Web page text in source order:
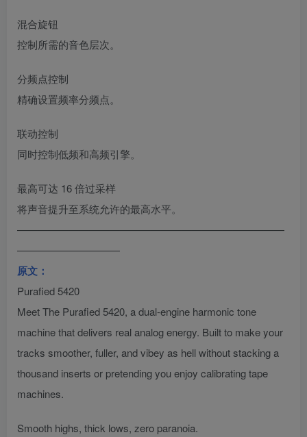
混合旋钮
控制所需的音色层次。
分频点控制
精确设置频率分频点。
联动控制
同时控制低频和高频引擎。
最高可达 16 倍过采样
将声音提升至系统允许的最高水平。
——————————————————————————
——————————
原文：
Purafied 5420
Meet The Purafied 5420, a dual-engine harmonic tone
machine that delivers real analog energy. Built to make your
tracks smoother, fuller, and vibey as hell without stacking a
thousand inserts or pretending you enjoy calibrating tape
machines.
Smooth highs, thick lows, zero paranoia.